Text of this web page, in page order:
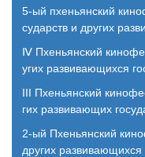
5-ый пхеньянский
сударств и других
Ⅳ Пхеньянский
угих развивающихся
III Пхеньянский
гих развивающих
2-ый Пхеньянский
других развивающихся